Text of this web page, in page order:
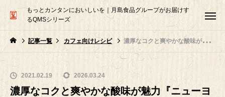
もっとカンタンにおいしいを｜月島食品グループがお届けす
るQMSシリーズ
記事一覧 カフェ向けレシピ 濃厚なコクと爽やかな酸味が魅力『ニューヨークチーズケーキ』のレシピ
2021.02.19 2026.03.24
濃厚なコクと爽やかな酸味が魅力『ニューヨ